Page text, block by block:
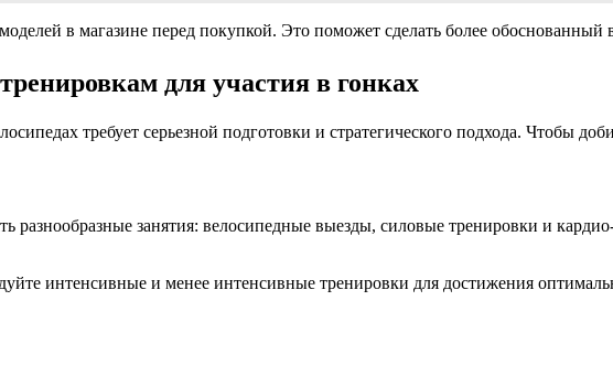
моделей в магазине перед покупкой. Это поможет сделать более
для участия в гонках
требует серьезной подготовки и стратегического подхода. Чтобы
разнообразные занятия: велосипедные выезды, силовые тренировки и
интенсивные и менее интенсивные тренировки для достижения